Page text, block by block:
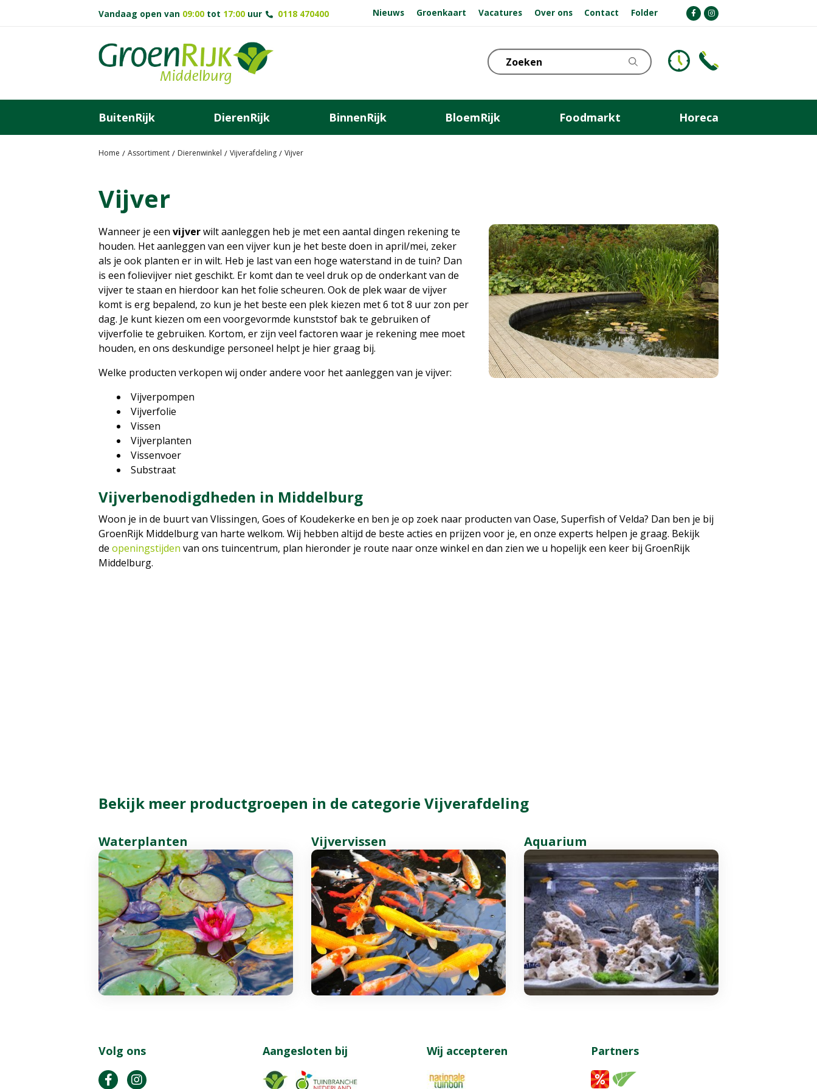
t
Home Assortiment Dierenwinkel Vijverafdeling Vijver
Vandaag open van 09:00 tot 17:00 uur 0118 470400 Nieuws Groenkaart Vacatures Over ons Contact Folder
BuitenRijk DierenRijk BinnenRijk BloemRijk Foodmarkt Horeca
Vijver
Wanneer je een vijverwilt aanleggen heb je met een aantal dingen rekening te
houden. Het aanleggen van een vijver kun je het beste doen in april/mei, zeker
als je ook planten er in wilt. Heb je last van een hoge waterstand in de tuin? Dan
is een folievijver niet geschikt. Er komt dan te veel druk op de onderkant van de
vijver te staan en hierdoor kan het folie scheuren. Ook de plek waar de vijver
komt is erg bepalend, zo kun je het beste een plek kiezen met 6 tot 8 uur zon per
dag. Je kunt kiezen om een voorgevormde kunststof bak te gebruiken of
vijverfolie te gebruiken. Kortom, er zijn veel factoren waar je rekening mee moet
houden, en ons deskundige personeel helpt je hier graag bij.
Welke producten verkopen wij onder andere voor het aanleggen van je vijver:
Vijverpompen
Vijverfolie
Vissen
Vijverplanten
Vissenvoer
Substraat
Vijverbenodigdheden in Middelburg
Woon je in de buurt van Vlissingen, Goes of Koudekerke en ben je op zoek naar producten van Oase, Superfish of Velda? Dan ben je bij
GroenRijk Middelburg van harte welkom. Wij hebben altijd de beste acties en prijzen voor je, en onze experts helpen je graag. Bekijk
de openingstijden van ons tuincentrum, plan hieronder je route naar onze winkel en dan zien we u hopelijk een keer bij GroenRijk
Middelburg.
Bekijk meer productgroepen in de categorie Vijverafdeling
Waterplanten Vijvervissen Aquarium
Volg ons Aangesloten bij Wij accepteren Partners